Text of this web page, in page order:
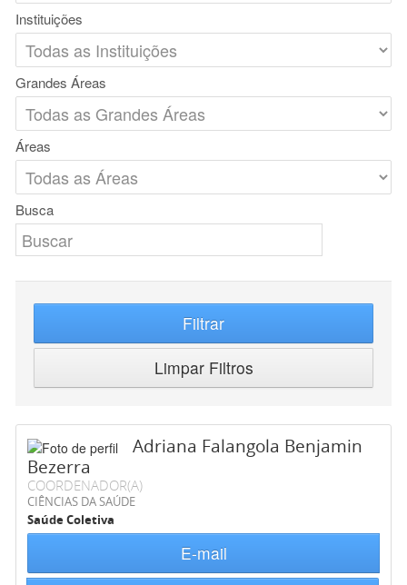
Instituições
Grandes Áreas
Áreas
Busca
Filtrar
Limpar Filtros
Adriana Falangola Benjamin
Bezerra
COORDENADOR(A)
CIÊNCIAS DA SAÚDE
Saúde Coletiva
E-mail